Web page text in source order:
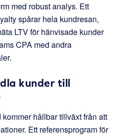
med robust analys. Ett
spårar hela kundresan,
LTV för hänvisade kunder
CPA med andra
kunder till
hållbar tillväxt från att
Ett referensprogram för